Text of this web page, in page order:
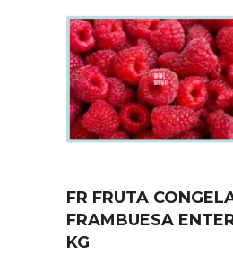
FR FRUTA
FRAMBUESA
KG